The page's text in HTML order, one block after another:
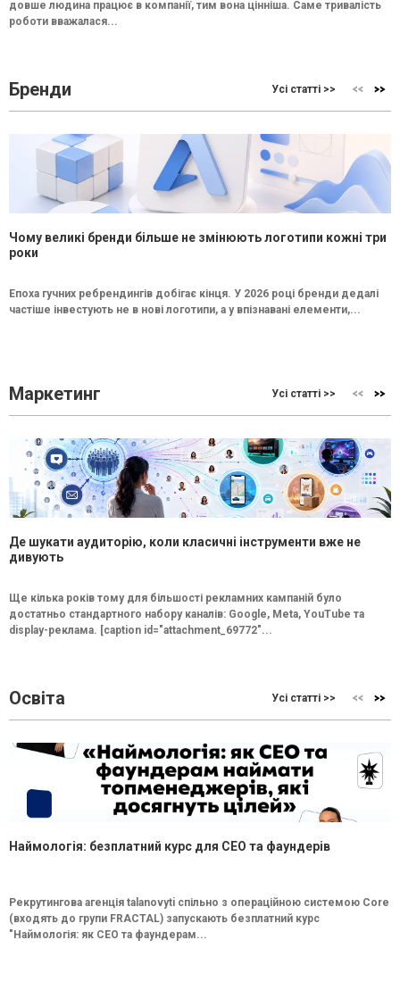
довше людина працює в компанії, тим вона цінніша. Саме тривалість
роботи вважалася...
Бренди Усі статті >>
Чому великі бренди більше не змінюють логотипи кожні три
роки
Епоха гучних ребрендингів добігає кінця. У 2026 році бренди дедалі
частіше інвестують не в нові логотипи, а у впізнавані елементи,...
Маркетинг Усі статті >>
Де шукати аудиторію, коли класичні інструменти вже не
дивують
Ще кілька років тому для більшості рекламних кампаній було
достатньо стандартного набору каналів: Google, Meta, YouTube та
display-реклама. [caption id="attachment_69772"...
Освіта Усі статті >>
Наймологія: безплатний курс для CEO та фаундерів
Рекрутингова агенція talanovyti спільно з операційною системою Core
(входять до групи FRACTAL) запускають безплатний курс
"Наймологія: як СEO та фаундерам...